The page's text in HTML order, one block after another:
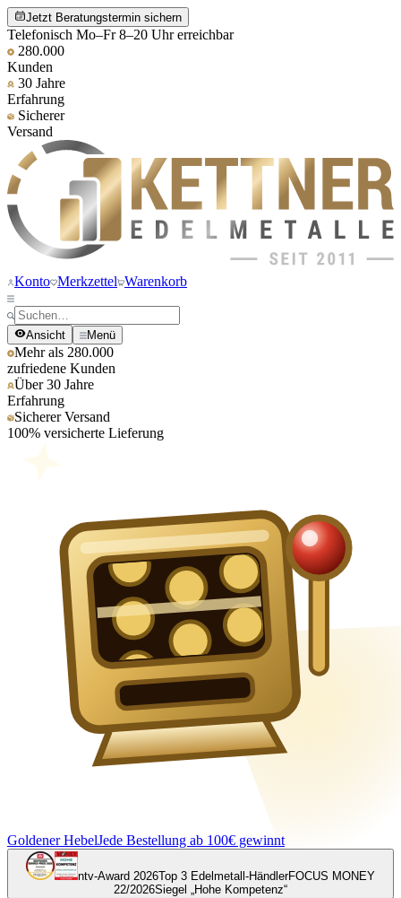
Jetzt Beratungstermin sichern
Telefonisch Mo–Fr 8–20 Uhr erreichbar
280.000
Kunden
30 Jahre
Erfahrung
Sicherer
Versand
Konto Merkzettel Warenkorb
Ansicht Menü
Mehr als 280.000
zufriedene Kunden
Über 30 Jahre
Erfahrung
Sicherer Versand
100% versicherte Lieferung
Goldener HebelJede Bestellung ab 100€ gewinnt
ntv-Award 2026Top 3 Edelmetall-HändlerFOCUS MONEY
22/2026Siegel „Hohe Kompetenz“